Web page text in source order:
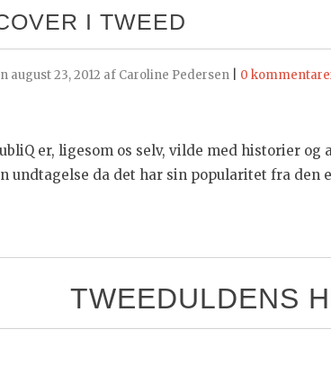
I TWEED
august 23, 2012 af Caroline Pedersen 0
er, ligesom os selv, vilde med historier og
undtagelse da det har sin popularitet fra den
TWEEDULDENS